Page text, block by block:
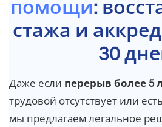
помощи:
стажа и
30
Даже если перерыв более 5
трудовой отсутствует или
мы предлагаем легальное